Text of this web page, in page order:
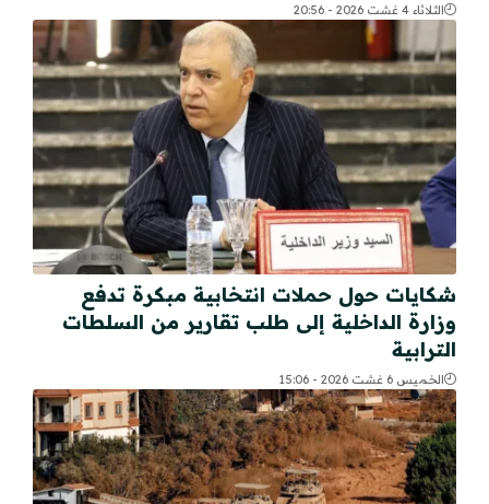
الثلاثاء 4 غشت 2026 - 20:56
شكايات حول حملات انتخابية مبكرة تدفع
وزارة الداخلية إلى طلب تقارير من السلطات
الترابية
الخميس 6 غشت 2026 - 15:06